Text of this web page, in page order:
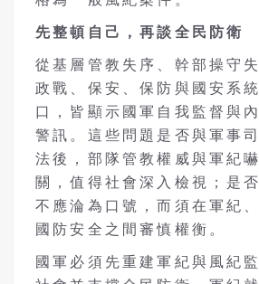
先整頓自己，再談全民防衛
從基層管教失序、幹部操守
政戰、保安、保防與國安系
口，皆顯示國軍自我監督與
警訊。這些問題是否與軍事
法後，部隊管教權威與軍紀
關，值得社會深入檢視；是
不應淪為口號，而須在軍紀
國防安全之間審慎權衡。
國軍必須先重建軍紀與風紀